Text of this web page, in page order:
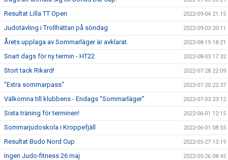
Resultat Lilla TT Open 2022-09-04 21:15
Judotävling i Trollhättan på söndag 2022-09-03 20:11
Årets upplaga av Sommarläger är avklarat. 2022-08-19 18:21
Snart dags för ny termin - HT22 2022-08-03 17:32
Stort tack Rikard! 2022-07-28 22:09
"Extra sommarpass" 2022-07-20 22:37
Välkomna till klubbens - Endags "Sommarläger" 2022-07-03 23:12
Sista träning för terminen! 2022-06-01 12:15
Sommarjudoskola i Kroppefjäll 2022-06-01 08:55
Resultat Budo Nord Cup 2022-05-27 13:19
Ingen Judo-fitness 26 maj 2022-05-26 08:45